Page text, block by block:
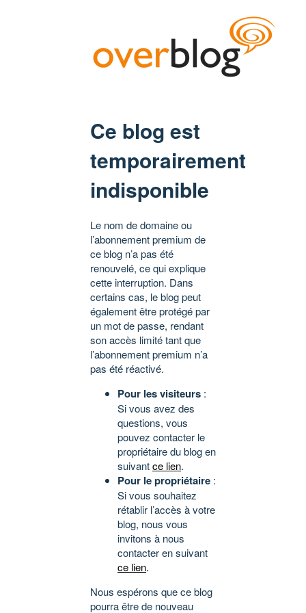
Ce blog est
temporairement
indisponible
Le nom de domaine ou
l’abonnement premium de
ce blog n’a pas été
renouvelé, ce qui explique
cette interruption. Dans
certains cas, le blog peut
également être protégé par
un mot de passe, rendant
son accès limité tant que
l’abonnement premium n’a
pas été réactivé.
Pour les visiteurs :
Si vous avez des
questions, vous
pouvez contacter le
propriétaire du blog en
suivantce lien.
Pour le propriétaire :
Si vous souhaitez
rétablir l’accès à votre
blog, nous vous
invitons à nous
contacter en suivant
ce lien.
Nous espérons que ce blog
pourra être de nouveau